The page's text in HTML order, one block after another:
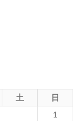
土
日
1